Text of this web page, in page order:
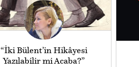
“İki Bülent’in Hikâyesi
Yazılabilir mi Acaba?”